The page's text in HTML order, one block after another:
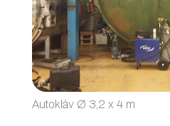
Autokláv Ø 3,2 x 4 m